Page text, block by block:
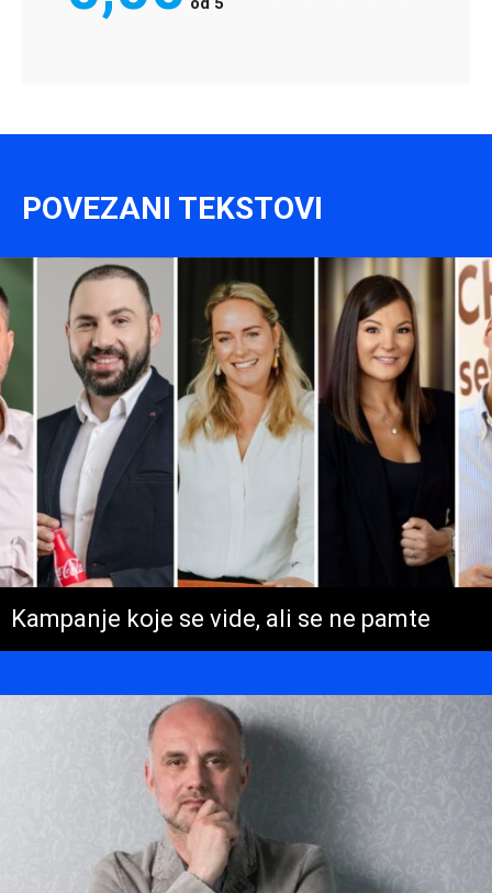
POVEZANI TEKSTOVI
Kampanje koje se vide, ali se ne pamte